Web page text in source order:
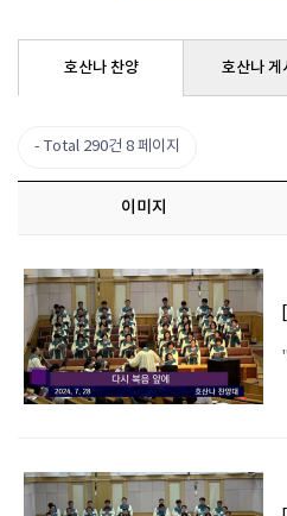
호산나 찬양 호산나 게
Total 290건 8 페이지
이미지